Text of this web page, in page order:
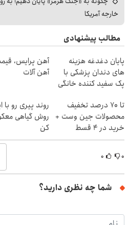
خارجه آمریکا
مطالب پیشنهادی
پایان دغدغه هزینه
های دندان پزشکی با
پک سفید کننده خانگی
آهن پرایس،
آهن آلات
تا 70 درصد تخفیف
محصولات جین وست +
خرید در 4 قسط
روند پیری رو با
روش گیاهی
کن
۰ ۰
شما چه نظری دارید؟